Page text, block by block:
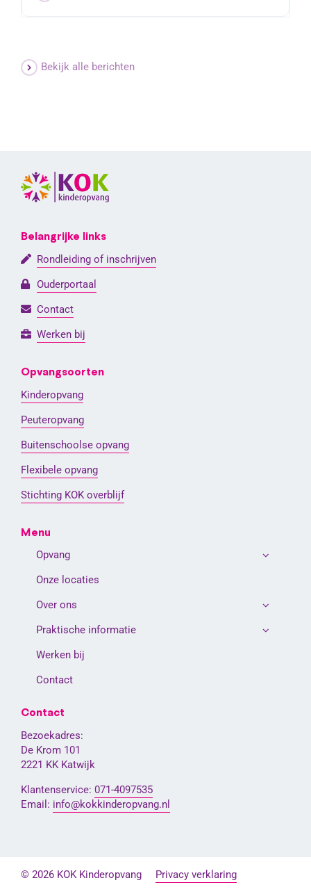
Bekijk alle berichten
Belangrijke links
Rondleiding of inschrijven
Ouderportaal
Contact
Werken bij
Opvangsoorten
Kinderopvang
Peuteropvang
Buitenschoolse opvang
Flexibele opvang
Stichting KOK overblijf
Menu
Opvang
Onze locaties
Over ons
Praktische informatie
Werken bij
Contact
Contact
Bezoekadres:
De Krom 101
2221 KK Katwijk
Klantenservice: 071-4097535
Email: info@kokkinderopvang.nl
© 2026 KOK Kinderopvang Privacy verklaring